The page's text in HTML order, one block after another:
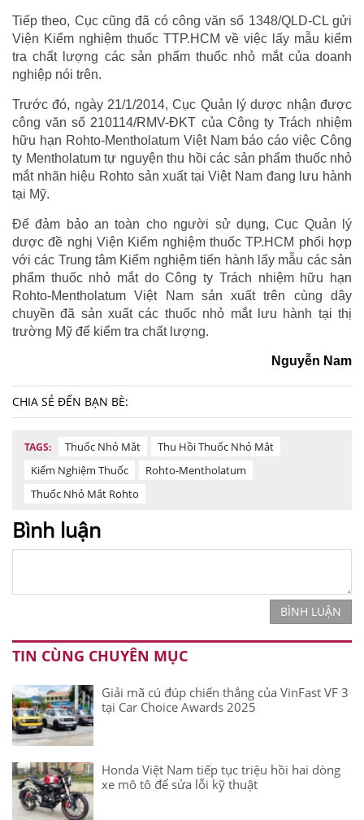
Tiếp theo, Cục cũng đã có công văn số 1348/QLD-CL gửi
Viện Kiểm nghiệm thuốc TTP.HCM về việc lấy mẫu kiểm
tra chất lượng các sản phẩm thuốc nhỏ mắt của doanh
nghiệp nói trên.
Trước đó, ngày 21/1/2014, Cục Quản lý dược nhận được
công văn số 210114/RMV-ĐKT của Công ty Trách nhiệm
hữu hạn Rohto-Mentholatum Việt Nam báo cáo việc Công
ty Mentholatum tự nguyện thu hồi các sản phẩm thuốc nhỏ
mắt nhãn hiệu Rohto sản xuất tại Việt Nam đang lưu hành
tại Mỹ.
Để đảm bảo an toàn cho người sử dụng, Cục Quản lý
dược đề nghị Viện Kiểm nghiệm thuốc TP.HCM phối hợp
với các Trung tâm Kiểm nghiệm tiến hành lấy mẫu các sản
phẩm thuốc nhỏ mắt do Công ty Trách nhiệm hữu hạn
Rohto-Mentholatum Việt Nam sản xuất trên cùng dây
chuyền đã sản xuất các thuốc nhỏ mắt lưu hành tại thị
trường Mỹ để kiểm tra chất lượng.
Nguyễn Nam
CHIA SẺ ĐẾN BẠN BÈ:
TAGS: Thuốc Nhỏ Mắt
Thu Hồi Thuốc Nhỏ Mắt
Kiểm Nghiệm Thuốc
Rohto-Mentholatum
Thuốc Nhỏ Mắt Rohto
Bình luận
BÌNH LUẬN
TIN CÙNG CHUYÊN MỤC
Giải mã cú đúp chiến thắng của VinFast VF 3
tại Car Choice Awards 2025
Honda Việt Nam tiếp tục triệu hồi hai dòng
xe mô tô để sửa lỗi kỹ thuật